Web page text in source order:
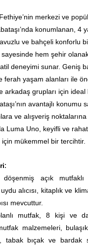
merkezi ve
konumlanan, 4
ve bahçeli konforlu
hem şehir
deneyimi sunar. Geniş
ferah yaşam alanları ile
arkadaş grupları için
avantajlı konumu
ve alışveriş noktalarına
Luma Uno, keyifli ve
mükemmel bir tercihtir.
:
açık
alıcısı, kitaplık ve
mevcuttur.
mutfak, 8 kişi ve
malzemeleri, bulaşık
tabak bıçak ve bardak